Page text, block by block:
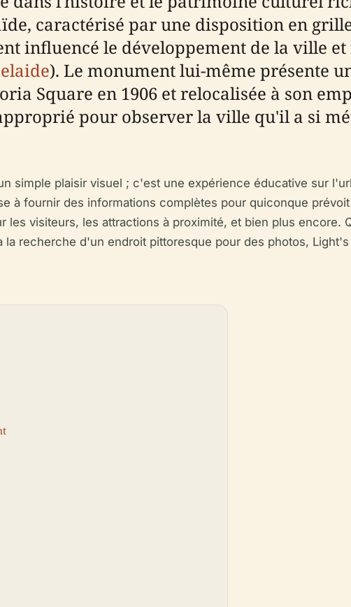
caractérisé par une disposition en
influencé le développement de la ville
). Le monument lui-même présente
Square en 1906 et relocalisée à son
pour observer la ville qu'il a si
simple plaisir visuel ; c'est une expérience éducative sur
à fournir des informations complètes pour quiconque
les visiteurs, les attractions à proximité, et bien plus encore.
la recherche d'un endroit pittoresque pour des photos,